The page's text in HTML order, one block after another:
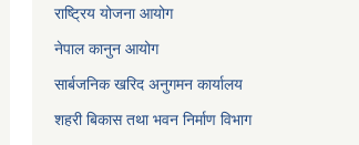
राष्ट्रिय योजना आयोग
नेपाल कानुन आयोग
सार्बजनिक खरिद अनुगमन कार्यालय
शहरी बिकास तथा भवन निर्माण विभाग